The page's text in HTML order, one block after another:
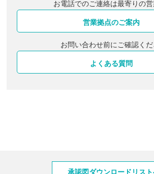
お電話でのご連絡は最寄りの
営業拠点のご案内
お問い合わせ前にご確認く
よくある質問
承認図ダウンロードリス